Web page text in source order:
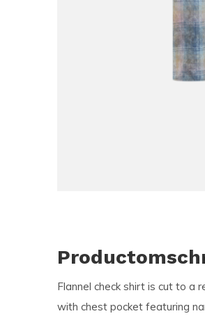
Flannel check shirt is cut to a
with chest pocket featuring